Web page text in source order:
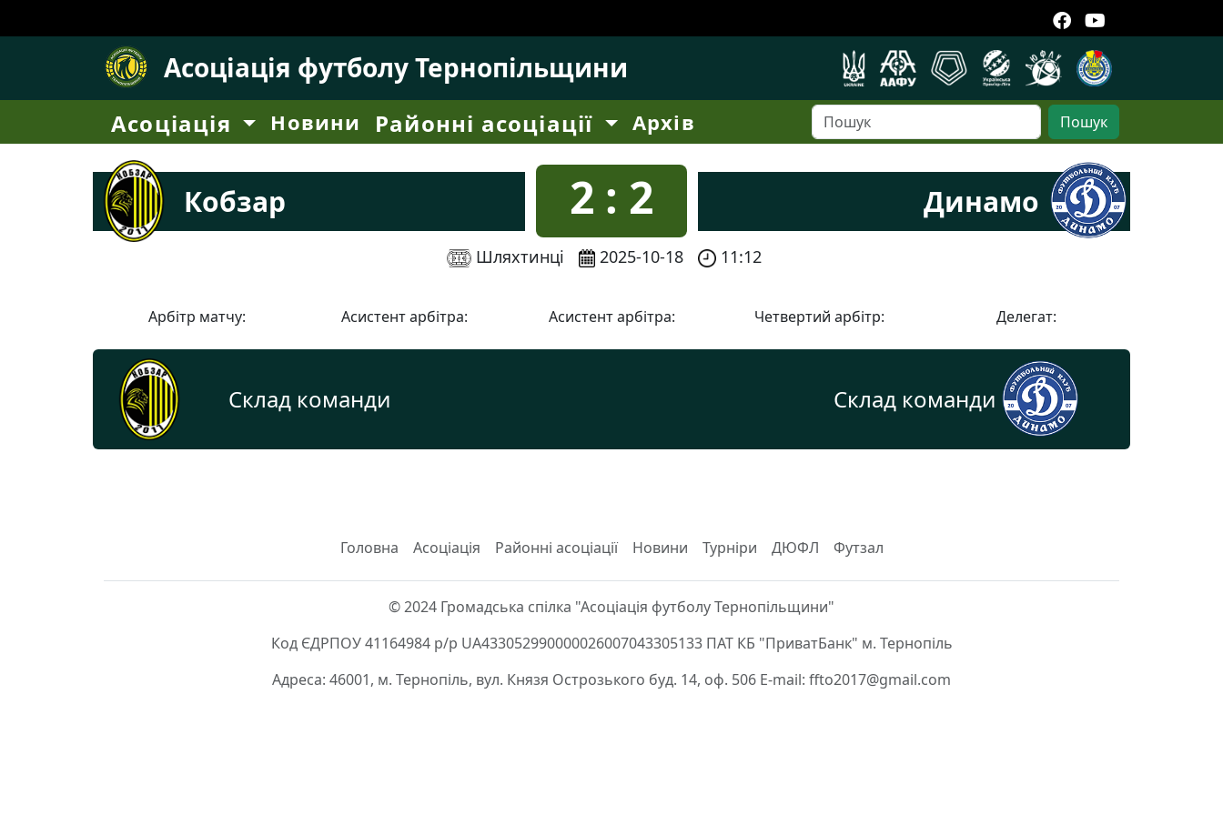
Асоціація футболу Тернопільщини
Асоціація Новини Районні асоціації Архів Пошук
Кобзар 2 : 2 Динамо
Шляхтинці 2025-10-18 11:12
Арбітр матчу: Асистент арбітра: Асистент арбітра: Четвертий арбітр: Делегат:
Склад команди Склад команди
Головна Асоціація Районні асоціації Новини Турніри ДЮФЛ Футзал
© 2024 Громадська спілка "Асоціація футболу Тернопільщини"
Код ЄДРПОУ 41164984 р/р UA433052990000026007043305133 ПАТ КБ "ПриватБанк" м. Тернопіль
Адреса: 46001, м. Тернопіль, вул. Князя Острозького буд. 14, оф. 506 E-mail: ffto2017@gmail.com